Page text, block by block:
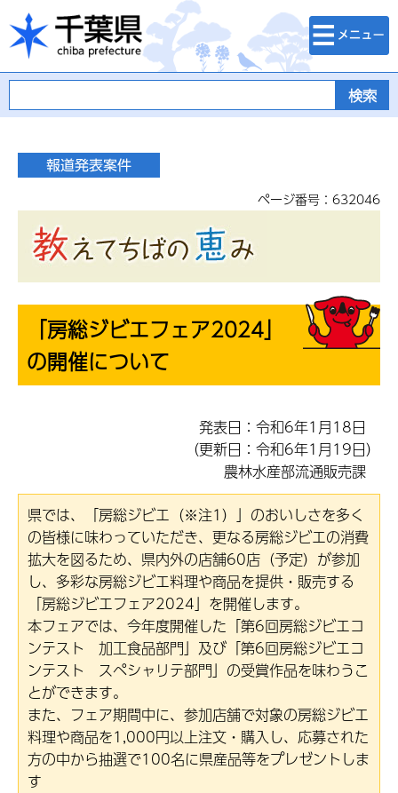
千葉県
検索・メニュ
ー
ページ番号：632046
「房総ジビエフェア2024」
の開催について
発表日：令和6年1月18日
（更新日：令和6年1月19日）
農林水産部流通販売課
県では、「房総ジビエ（※注1）」のおいしさを多く
の皆様に味わっていただき、更なる房総ジビエの消費
拡大を図るため、県内外の店舗60店（予定）が参加
し、多彩な房総ジビエ料理や商品を提供・販売する
「房総ジビエフェア2024」を開催します。
本フェアでは、今年度開催した「第6回房総ジビエコ
ンテスト 加工食品部門」及び「第6回房総ジビエコ
ンテスト スペシャリテ部門」の受賞作品を味わうこ
とができます。
また、フェア期間中に、参加店舗で対象の房総ジビエ
料理や商品を1,000円以上注文・購入し、応募された
方の中から抽選で100名に県産品等をプレゼントしま
す